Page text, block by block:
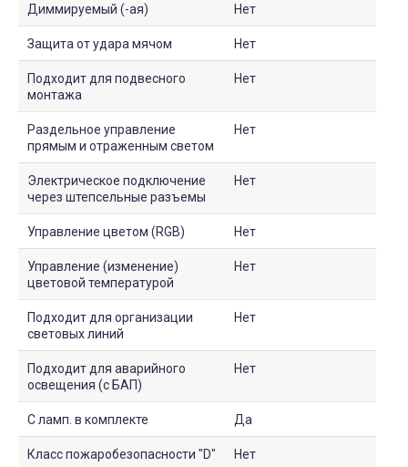
Диммируемый (-ая) Нет
Защита от удара мячом Нет
Подходит для подвесного
монтажа
Нет
Раздельное управление
прямым и отраженным светом
Нет
Электрическое подключение
через штепсельные разъемы
Нет
Управление цветом (RGB) Нет
Управление (изменение)
цветовой температурой
Нет
Подходит для организации
световых линий
Нет
Подходит для аварийного
освещения (с БАП)
Нет
С ламп. в комплекте Да
Класс пожаробезопасности "D" Нет